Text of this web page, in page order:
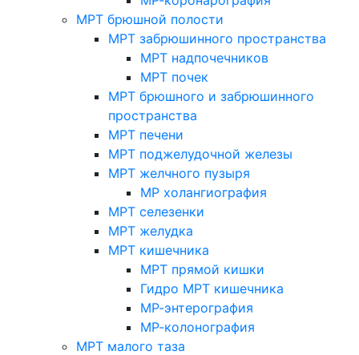
МРТ брюшной полости
МРТ забрюшинного пространства
МРТ надпочечников
МРТ почек
МРТ брюшного и забрюшинного
пространства
МРТ печени
МРТ поджелудочной железы
МРТ желчного пузыря
МР холангиография
МРТ селезенки
МРТ желудка
МРТ кишечника
МРТ прямой кишки
Гидро МРТ кишечника
МР-энтерография
МР-колонография
МРТ малого таза